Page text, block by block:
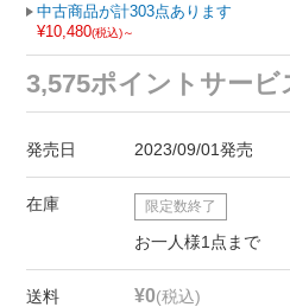
中古商品が計303点あります
¥10,480(税込)～
3,575ポイントサービ
発売日 2023/09/01発売
在庫 限定数終了
お一人様1点まで
送料 ¥0(税込)